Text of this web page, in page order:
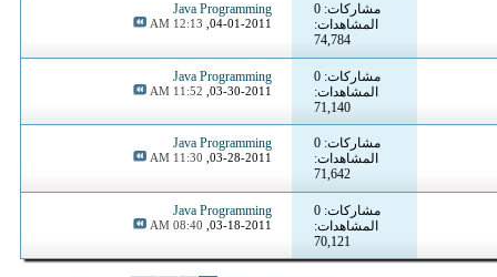
مشاركات: 0
المشاهدات:
74,784
Java Programming
04-01-2011,
12:13 AM
مشاركات: 0
المشاهدات:
71,140
Java Programming
03-30-2011,
11:52 AM
مشاركات: 0
المشاهدات:
71,642
Java Programming
03-28-2011,
11:30 AM
مشاركات: 0
المشاهدات:
70,121
Java Programming
03-18-2011,
08:40 AM